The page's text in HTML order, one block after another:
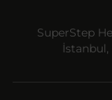
SuperStep
İstanbul,